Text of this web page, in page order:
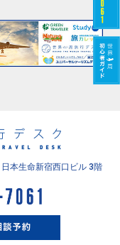
日本生命新宿西口ビル 3階